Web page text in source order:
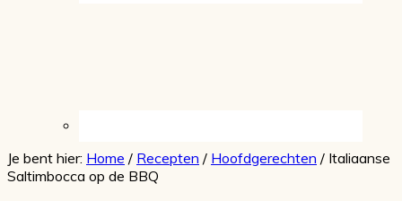
Je bent hier: Home / Recepten / Hoofdgerechten / Italiaanse
Saltimbocca op de BBQ